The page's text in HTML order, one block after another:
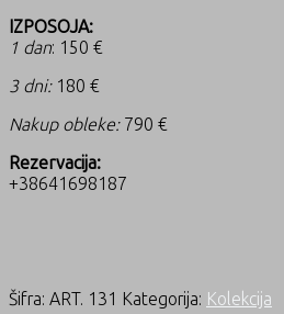
IZPOSOJA:
1 dan: 150 €
3 dni:180 €
Nakup obleke:790 €
Rezervacija:
+38641698187
Šifra: ART. 131 Kategorija: Kolekcija